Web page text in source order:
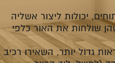
יכולות ליצור אשליה
שולחות את האור כלפי
גדול יותר, השאירו רכיב